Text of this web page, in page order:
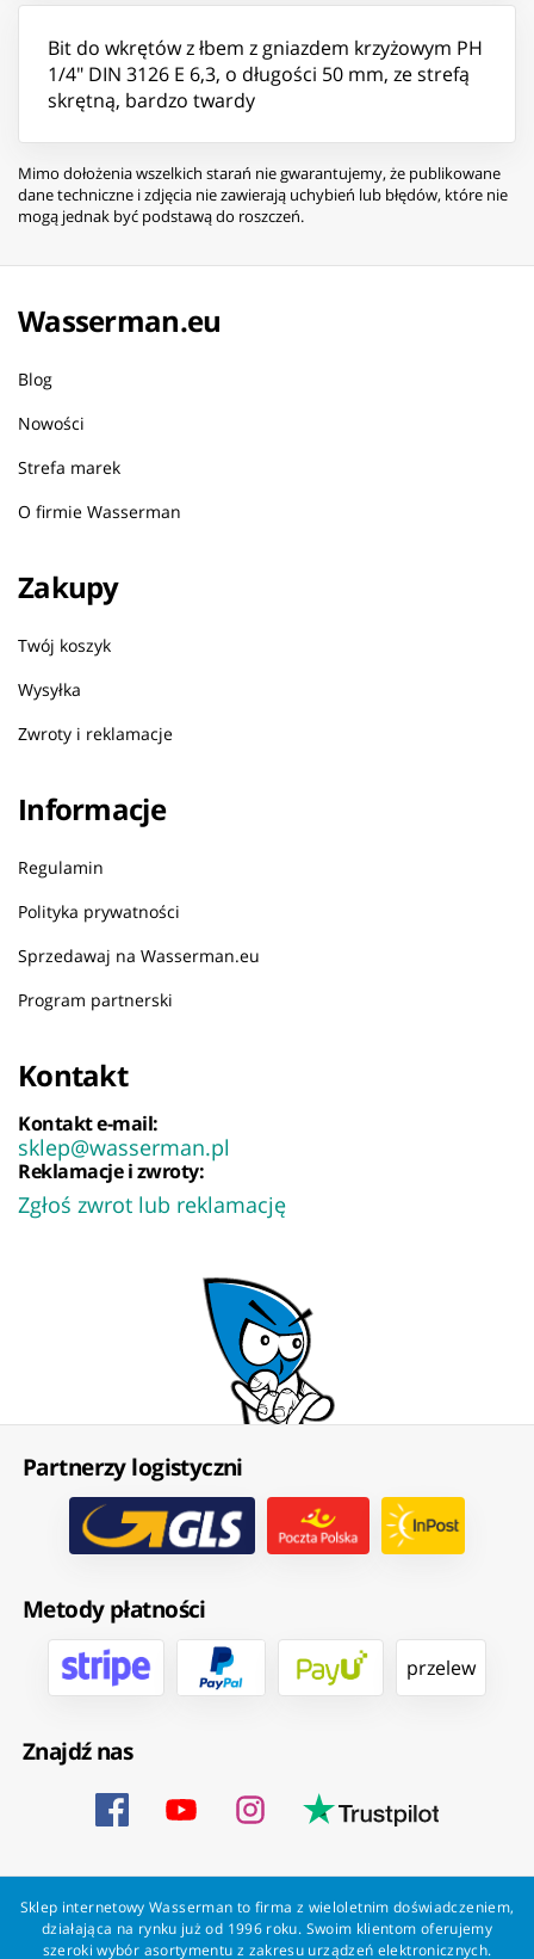
Bit do wkrętów z łbem z gniazdem krzyżowym PH
1/4″ DIN 3126 E 6,3, o długości 50 mm, ze strefą
skrętną, bardzo twardy
Mimo dołożenia wszelkich starań nie gwarantujemy, że publikowane
dane techniczne i zdjęcia nie zawierają uchybień lub błędów, które nie
mogą jednak być podstawą do roszczeń.
Wasserman.eu
Blog
Nowości
Strefa marek
O firmie Wasserman
Zakupy
Twój koszyk
Wysyłka
Zwroty i reklamacje
Informacje
Regulamin
Polityka prywatności
Sprzedawaj na Wasserman.eu
Program partnerski
Kontakt
Kontakt e-mail:
sklep@wasserman.pl
Reklamacje i zwroty:
Zgłoś zwrot lub reklamację
Partnerzy logistyczni
Metody płatności
przelew
Znajdź nas
Sklep internetowy Wasserman to firma z wieloletnim doświadczeniem,
działająca na rynku już od 1996 roku. Swoim klientom oferujemy
szeroki wybór asortymentu z zakresu urządzeń elektronicznych.